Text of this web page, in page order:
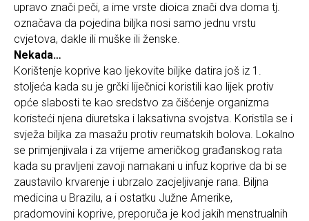
upravo znači peči, a ime vrste dioica znači dva doma tj.
označava da pojedina biljka nosi samo jednu vrstu
cvjetova, dakle ili muške ili ženske.
Nekada…
Korištenje koprive kao ljekovite biljke datira još iz 1.
stoljeća kada su je grčki liječnici koristili kao lijek protiv
opće slabosti te kao sredstvo za čišćenje organizma
koristeći njena diuretska i laksativna svojstva. Koristila se i
svježa biljka za masažu protiv reumatskih bolova. Lokalno
se primjenjivala i za vrijeme američkog građanskog rata
kada su pravljeni zavoji namakani u infuz koprive da bi se
zaustavilo krvarenje i ubrzalo zacjeljivanje rana. Biljna
medicina u Brazilu, a i ostatku Južne Amerike,
pradomovini koprive, preporuča je kod jakih menstrualnih